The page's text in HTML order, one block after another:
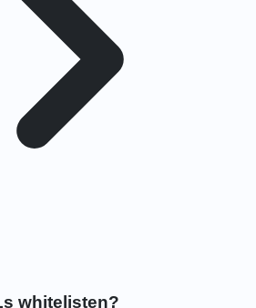
whitelisten?